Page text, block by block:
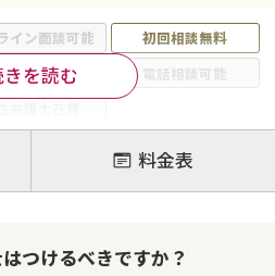
イン面談可能
初回相談無料
以降電話可能
電話相談可能
離婚調停
離婚裁判
国際離婚
養育費問題
を読む
料金表
つけるべきですか？